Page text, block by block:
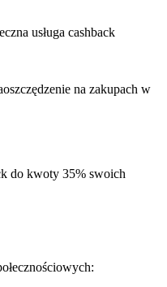
usługa cashback
na zakupach w
do kwoty 35% swoich